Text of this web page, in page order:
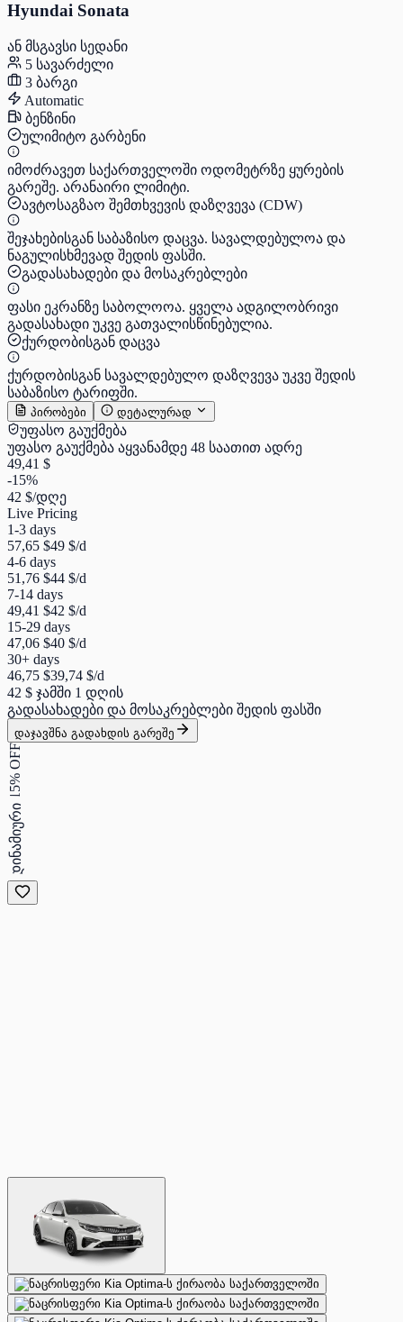
Hyundai Sonata
ან მსგავსი სედანი
5 სავარძელი
3 ბარგი
Automatic
ბენზინი
ულიმიტო გარბენი
იმოძრავეთ საქართველოში ოდომეტრზე ყურების
გარეშე. არანაირი ლიმიტი.
ავტოსაგზაო შემთხვევის დაზღვევა (CDW)
შეჯახებისგან საბაზისო დაცვა. სავალდებულოა და
ნაგულისხმევად შედის ფასში.
გადასახადები და მოსაკრებლები
ფასი ეკრანზე საბოლოოა. ყველა ადგილობრივი
გადასახადი უკვე გათვალისწინებულია.
ქურდობისგან დაცვა
ქურდობისგან სავალდებულო დაზღვევა უკვე შედის
საბაზისო ტარიფში.
პირობები დეტალურად
უფასო გაუქმება
უფასო გაუქმება აყვანამდე 48 საათით ადრე
49,41 $
-15%
42 $/დღე
Live Pricing
1-3 days
57,65 $49 $/d
4-6 days
51,76 $44 $/d
7-14 days
49,41 $42 $/d
15-29 days
47,06 $40 $/d
30+ days
46,75 $39,74 $/d
42 $ ჯამში 1 დღის
გადასახადები და მოსაკრებლები შედის ფასში
დაჯავშნა გადახდის გარეშე
15% OFF
დინამიური